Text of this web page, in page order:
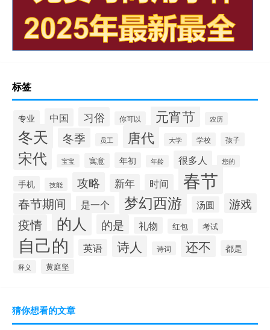
标签
专业 中国 习俗 你可以 元宵节 农历
冬天 冬季 员工 唐代 大学 学校 孩子
宋代 宝宝 寓意 年初 年龄 很多人 您的
手机 技能 攻略 新年 时间 春节
春节期间 是一个 梦幻西游 汤圆 游戏
疫情 的人 的是 礼物 红包 考试
自己的 英语 诗人 诗词 还不 都是
释义 黄庭坚
猜你想看的文章